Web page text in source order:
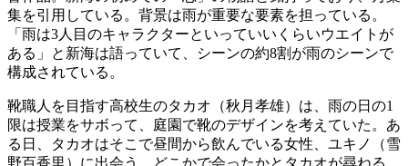
集を引用している。背景は雨が重要な要素を担っている。
「雨は3人目のキャラクターといっていいくらいウエイトが
ある」と新海は語っていて、シーンの約8割が雨のシーンで
構成されている。
靴職人を目指す高校生のタカオ（秋月孝雄）は、雨の日の1
限は授業をサボって、庭園で靴のデザインを考えていた。あ
る日、タカオはそこで昼間から飲んでいる女性、ユキノ（雪
野百香里）に出会う。どこかで会ったかとタカオが尋ねる